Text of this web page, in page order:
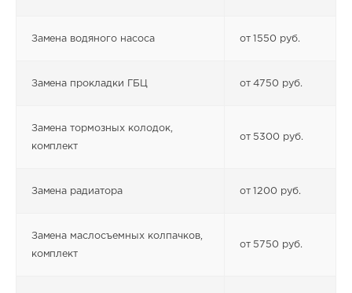
Замена водяного насоса от 1550 руб.
Замена прокладки ГБЦ от 4750 руб.
Замена тормозных колодок,
комплект
от 5300 руб.
Замена радиатора от 1200 руб.
Замена маслосъемных колпачков,
комплект
от 5750 руб.